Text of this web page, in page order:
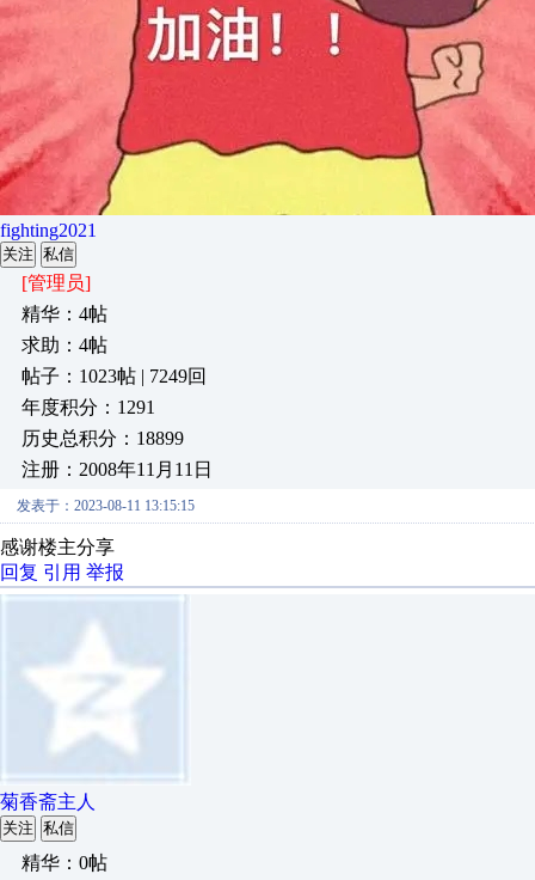
fighting2021
关注 私信
[管理员]
精华：4帖
求助：4帖
帖子：1023帖 | 7249回
年度积分：1291
历史总积分：18899
注册：2008年11月11日
发表于：2023-08-11 13:15:15
感谢楼主分享
回复 引用 举报
菊香斋主人
关注 私信
精华：0帖